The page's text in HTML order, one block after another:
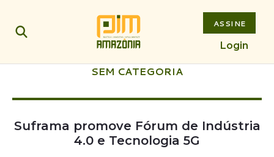
ASSINE
Login
SEM CATEGORIA
Suframa promove Fórum de Indústria
4.0 e Tecnologia 5G